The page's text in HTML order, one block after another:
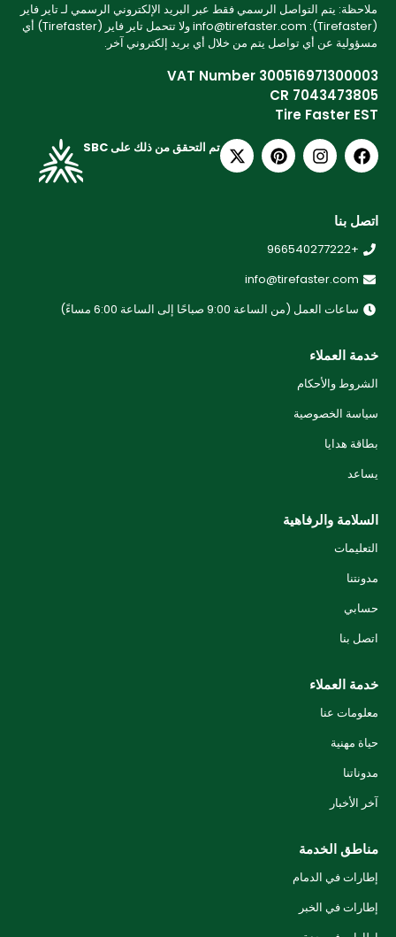
ملاحظة: يتم التواصل الرسمي فقط عبر البريد الإلكتروني الرسمي لـ تاير فاير
(Tirefaster): info@tirefaster.com ولا تتحمل تاير فاير (Tirefaster) أي
مسؤولية عن أي تواصل يتم من خلال أي بريد إلكتروني آخر.
VAT Number 300516971300003
CR 7043473805
Tire Faster EST
تم التحقق من ذلك على SBC
اتصل بنا
+966540277222
info@tirefaster.com
ساعات العمل (من الساعة 9:00 صباحًا إلى الساعة 6:00 مساءً)
خدمة العملاء
الشروط والأحكام
سياسة الخصوصية
بطاقة هدايا
يساعد
السلامة والرفاهية
التعليمات
مدونتنا
حسابي
اتصل بنا
خدمة العملاء
معلومات عنا
حياة مهنية
مدوناتنا
آخر الأخبار
مناطق الخدمة
إطارات في الدمام
إطارات في الخبر